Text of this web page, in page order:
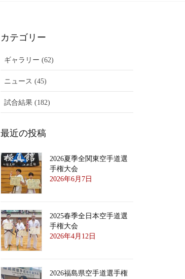
カテゴリー
ギャラリー (62)
ニュース (45)
試合結果 (182)
最近の投稿
2026夏季全関東空手道選
手権大会
2026年6月7日
2025春季全日本空手道選
手権大会
2026年4月12日
2026福島県空手道選手権